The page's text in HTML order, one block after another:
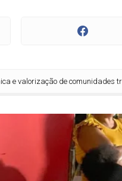
de comunidades tradicionais